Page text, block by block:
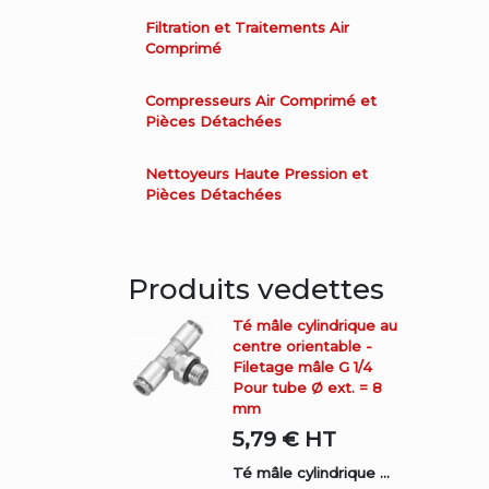
Filtration et Traitements Air
Comprimé
Compresseurs Air Comprimé et
Pièces Détachées
Nettoyeurs Haute Pression et
Pièces Détachées
Produits vedettes
Té mâle cylindrique au
centre orientable -
Filetage mâle G 1/4
Pour tube Ø ext. = 8
mm
5,79 € HT
Té mâle cylindrique ...